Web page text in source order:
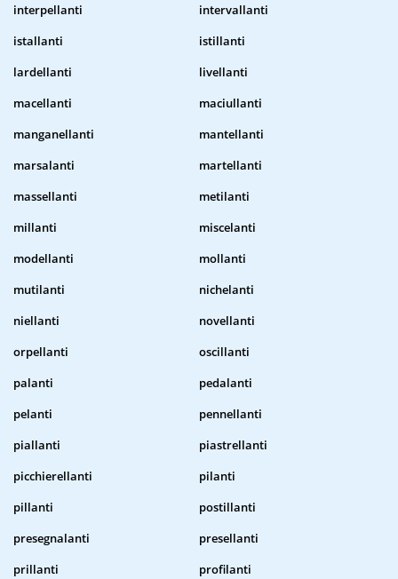
interpellanti
intervallanti
istallanti
istillanti
lardellanti
livellanti
macellanti
maciullanti
manganellanti
mantellanti
marsalanti
martellanti
massellanti
metilanti
millanti
miscelanti
modellanti
mollanti
mutilanti
nichelanti
niellanti
novellanti
orpellanti
oscillanti
palanti
pedalanti
pelanti
pennellanti
piallanti
piastrellanti
picchierellanti
pilanti
pillanti
postillanti
presegnalanti
presellanti
prillanti
profilanti